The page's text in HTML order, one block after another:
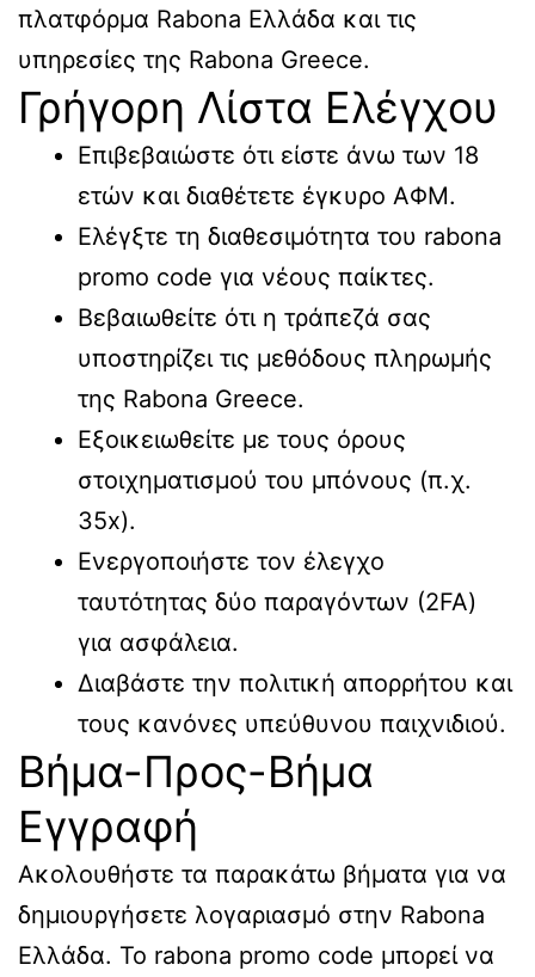
πλατφόρμα Rabona Ελλάδα και τις
υπηρεσίες της Rabona Greece.
Γρήγορη Λίστα Ελέγχου
Επιβεβαιώστε ότι είστε άνω των 18
ετών και διαθέτετε έγκυρο ΑΦΜ.
Ελέγξτε τη διαθεσιμότητα του rabona
promo code για νέους παίκτες.
Βεβαιωθείτε ότι η τράπεζά σας
υποστηρίζει τις μεθόδους πληρωμής
της Rabona Greece.
Εξοικειωθείτε με τους όρους
στοιχηματισμού του μπόνους (π.χ.
35x).
Ενεργοποιήστε τον έλεγχο
ταυτότητας δύο παραγόντων (2FA)
για ασφάλεια.
Διαβάστε την πολιτική απορρήτου και
τους κανόνες υπεύθυνου παιχνιδιού.
Βήμα-Προς-Βήμα
Εγγραφή
Ακολουθήστε τα παρακάτω βήματα για να
δημιουργήσετε λογαριασμό στην Rabona
Ελλάδα. Το rabona promo code μπορεί να